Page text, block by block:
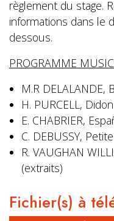
règlement du stage.
informations dans le
dessous.
PROGRAMME
M.R
H. PURCELL,
E. CHABRIER,
C. DEBUSSY,
R. VAUGHAN
(extraits)
Fichier(s) à